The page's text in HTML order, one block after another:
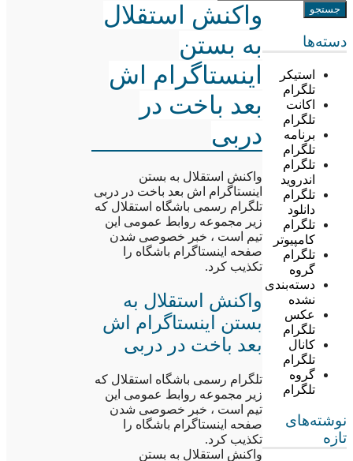
دسته‌ها
استیکر
تلگرام
اکانت
تلگرام
برنامه
تلگرام
تلگرام
اندروید
تلگرام
دانلود
تلگرام
کامپیوتر
تلگرام
گروه
دسته‌بندی
نشده
عکس
تلگرام
کانال
تلگرام
گروه
تلگرام
نوشته‌های
تازه
واکنش استقلال
به بستن
اینستاگرام اش
بعد باخت در
دربی
واکنش استقلال به بستن
اینستاگرام اش بعد باخت در دربی
تلگرام رسمی باشگاه استقلال که
زیر مجموعه روابط عمومی این
تیم است ، خبر خصوصی شدن
صفحه اینستاگرام باشگاه را
تکذیب کرد.
واکنش استقلال به
بستن اینستاگرام اش
بعد باخت در دربی
تلگرام رسمی باشگاه استقلال که
زیر مجموعه روابط عمومی این
تیم است ، خبر خصوصی شدن
صفحه اینستاگرام باشگاه را
تکذیب کرد.
واکنش استقلال به بستن